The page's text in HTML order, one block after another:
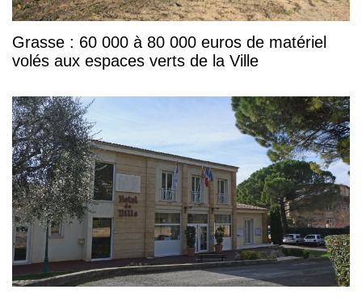
Grasse : 60 000 à 80 000 euros de matériel
volés aux espaces verts de la Ville